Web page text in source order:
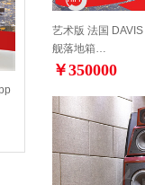
艺术版 法国
舰落地箱…
￥350000